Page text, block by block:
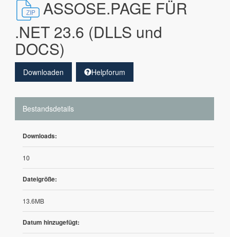
ASSOSE.PAGE FÜR
.NET 23.6 (DLLS und
DOCS)
Downloaden Helpforum
Bestandsdetails
Downloads:
10
Dateigröße:
13.6MB
Datum hinzugefügt: